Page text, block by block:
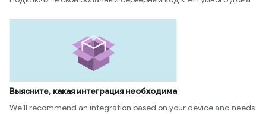
Выясните, какая интеграция необходима
We’ll recommend an integration based on your device and needs